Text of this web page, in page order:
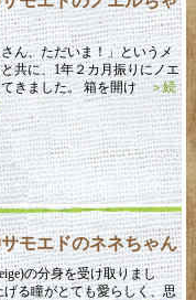
ん、ただいま！」というメ
共に、1年２カ月振りにノエ
きました。 箱を開け＞続
モエドのネネちゃん
の分身を受け取りまし
げる瞳がとても愛らしく、思